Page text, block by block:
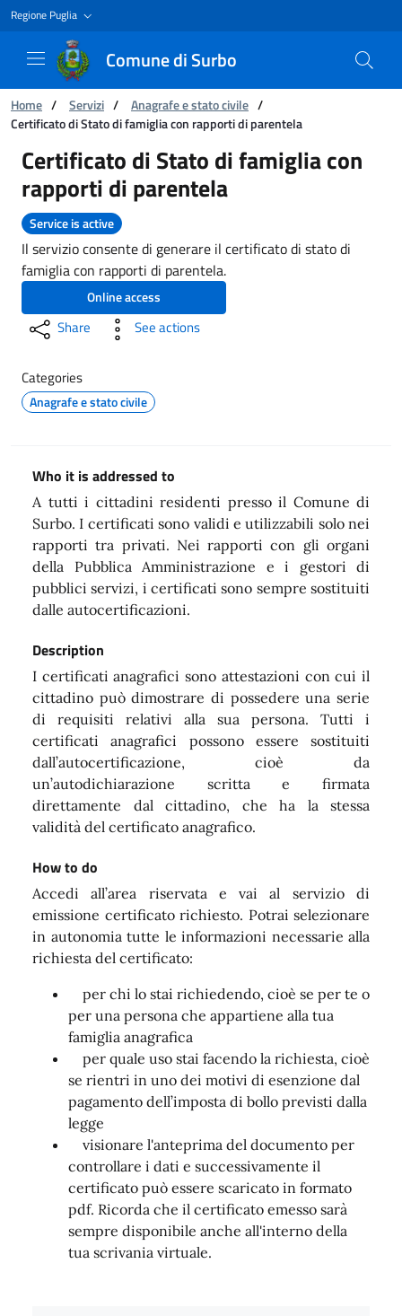
Regione Puglia
Comune di Surbo
You are:
Home / Servizi / Anagrafe e stato civile /
Certificato di Stato di famiglia con rapporti di parentela
Certificato di Stato di famiglia con rapporti
Certificato di Stato di famiglia con
rapporti di parentela
Service is active
Il servizio consente di generare il certificato di stato di
famiglia con rapporti di parentela.
Online access
Share See actions
Categories
Anagrafe e stato civile
Who it is addressed to
A tutti i cittadini residenti presso il Comune di
Surbo. I certificati sono validi e utilizzabili solo nei
rapporti tra privati. Nei rapporti con gli organi
della Pubblica Amministrazione e i gestori di
pubblici servizi, i certificati sono sempre sostituiti
dalle autocertificazioni.
Description
I certificati anagrafici sono attestazioni con cui il
cittadino può dimostrare di possedere una serie
di requisiti relativi alla sua persona. Tutti i
certificati anagrafici possono essere sostituiti
dall’autocertificazione, cioè da
un’autodichiarazione scritta e firmata
direttamente dal cittadino, che ha la stessa
validità del certificato anagrafico.
How to do
Accedi all’area riservata e vai al servizio di
emissione certificato richiesto. Potrai selezionare
in autonomia tutte le informazioni necessarie alla
richiesta del certificato:
per chi lo stai richiedendo, cioè se per te o
per una persona che appartiene alla tua
famiglia anagrafica
per quale uso stai facendo la richiesta, cioè
se rientri in uno dei motivi di esenzione dal
pagamento dell’imposta di bollo previsti dalla
legge
visionare l'anteprima del documento per
controllare i dati e successivamente il
certificato può essere scaricato in formato
pdf. Ricorda che il certificato emesso sarà
sempre disponibile anche all'interno della
tua scrivania virtuale.